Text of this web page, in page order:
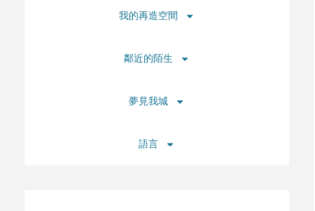
我的再造空間
鄰近的陌生
夢見我城
語言